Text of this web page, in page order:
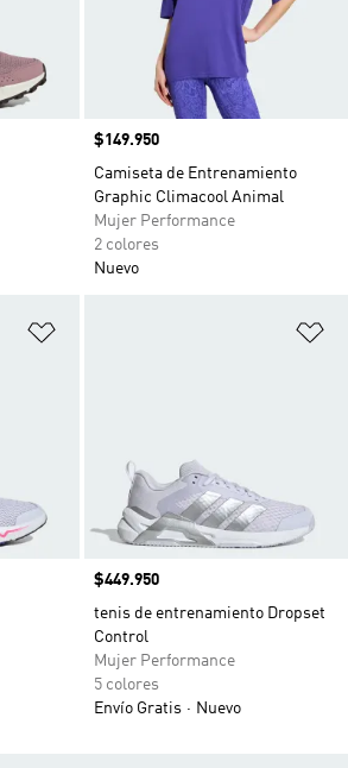
Precio
$149.950
Camiseta de Entrenamiento
Graphic Climacool Animal
Mujer Performance
2 colores
Nuevo
Precio
$449.950
tenis de entrenamiento Dropset
Control
Mujer Performance
5 colores
Envío Gratis
Nuevo